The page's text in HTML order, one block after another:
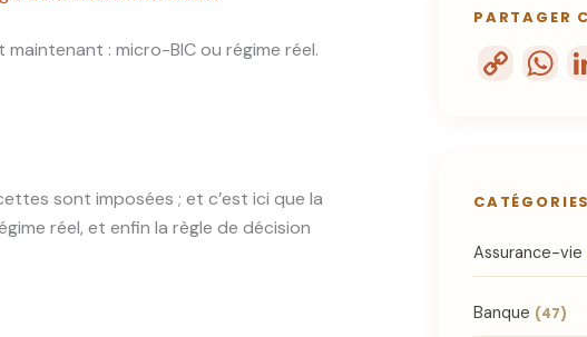
: micro-BIC ou régime réel.
sont imposées ; et c’est ici que la
réel, et enfin la règle de décision
Assurance-vie
Banque (47)